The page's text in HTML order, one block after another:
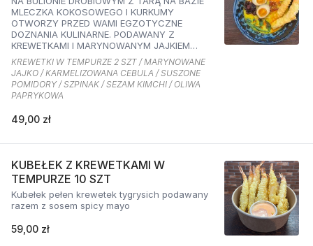
MLECZKA KOKOSOWEGO I KURKUMY
OTWORZY PRZED WAMI EGZOTYCZNE
DOZNANIA KULINARNE. PODAWANY Z
KREWETKAMI I MARYNOWANYM JAJKIEM
ORAZ KARMELIZOWANĄ CEBULKĄ,
SZPINAKIEM, SUSZONYMI POMIDORAMI ORAZ
SEZAMEM O SMAKU KIMCHI I OLIWĄ
PAPRYKOWĄ
KREWETKI W TEMPURZE 2 SZT / MARYNOWANE
JAJKO / KARMELIZOWANA CEBULA / SUSZONE
POMIDORY / SZPINAK / SEZAM KIMCHI / OLIWA
PAPRYKOWA
49,00 zł
KUBEŁEK Z KREWETKAMI W
TEMPURZE 10 SZT
Kubełek pełen krewetek tygrysich podawany
razem z sosem spicy mayo
59,00 zł